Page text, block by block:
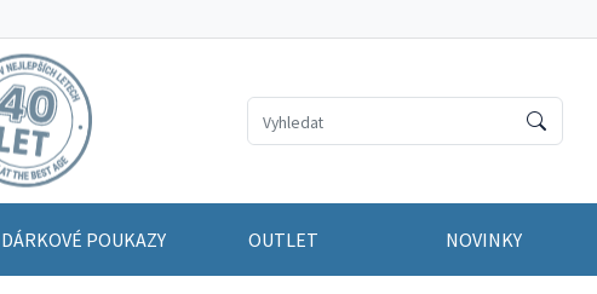
DÁRKOVÉ POUKAZY OUTLET NOVINKY